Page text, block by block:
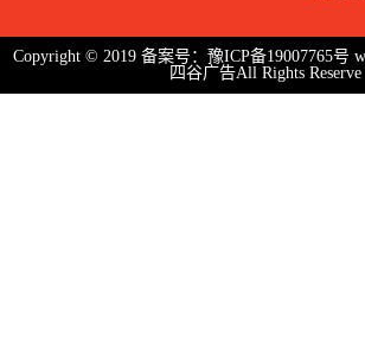
Copyright © 2019 备案号： 豫ICP备19007765号
四谷广告All Rights Reserve